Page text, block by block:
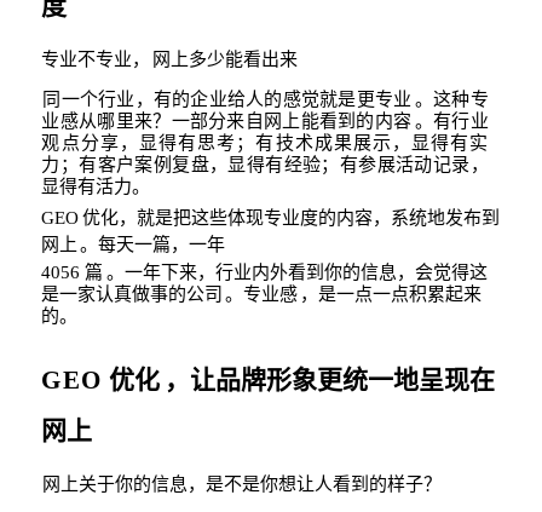
度
专业不专业， 网上多少能看出来
同一个行业，有的企业给人的感觉就是更专业 。这种专
业感从哪里来？一部分来自网
上能看到的内容。有行业
观点分享，显得有思考；有技术成果展示，显得有实
力 ；有客户案例复盘，显得有经验；有参展活动记录，
显得有活力。
GEO 优化，就是把这些体现专业度的内容，系统地发布到
网上 。每天一篇，一年
4056篇 。一年下来，行业内外看到你的信息，会觉得这
是一家认真做事的公司 。专业感 ，是一点一点积累起来
的。
GEO 优化 ，让品牌形象更统一地呈现在
网上
网上关于你的信息，是不是你想让人看到的样子？